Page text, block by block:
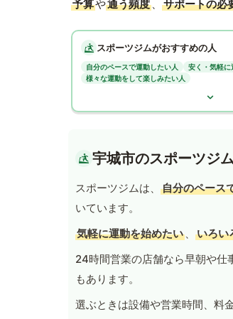
予算や通う頻度 、 サポートの必
スポーツジムがおすすめの人
自分のペースで運動したい人
安く・気軽に
様々な運動をして楽しみたい人
宇城市のスポーツジ
スポーツジムは、 自分のペース
いています。
気軽に運動を始めたい 、 いろい
24時間営業の店舗なら早朝や仕
もあります。
選ぶときは設備や営業時間、料